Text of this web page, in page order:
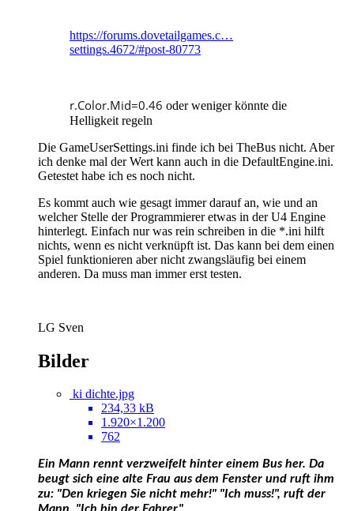
https://forums.dovetailgames.c…
settings.4672/#post-80773
r.Color.Mid=0.46 oder weniger könnte die
Helligkeit regeln
Die GameUserSettings.ini finde ich bei TheBus nicht. Aber
ich denke mal der Wert kann auch in die DefaultEngine.ini.
Getestet habe ich es noch nicht.
Es kommt auch wie gesagt immer darauf an, wie und an
welcher Stelle der Programmierer etwas in der U4 Engine
hinterlegt. Einfach nur was rein schreiben in die *.ini hilft
nichts, wenn es nicht verknüpft ist. Das kann bei dem einen
Spiel funktionieren aber nicht zwangsläufig bei einem
anderen. Da muss man immer erst testen.
LG Sven
Bilder
ki dichte.jpg
234,33 kB
1.920×1.200
762
Ein Mann rennt verzweifelt hinter einem Bus her. Da
beugt sich eine alte Frau aus dem Fenster und ruft ihm
zu: "Den kriegen Sie nicht mehr!" "Ich muss!", ruft der